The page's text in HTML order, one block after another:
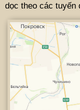
dọc theo các tuyến